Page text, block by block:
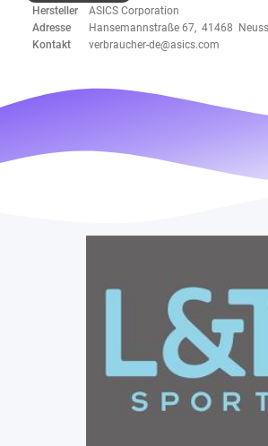
Hersteller
ASICS Corporation
Adresse
Hansemannstraße 67, 41468
Kontakt
verbraucher-de@asics.com